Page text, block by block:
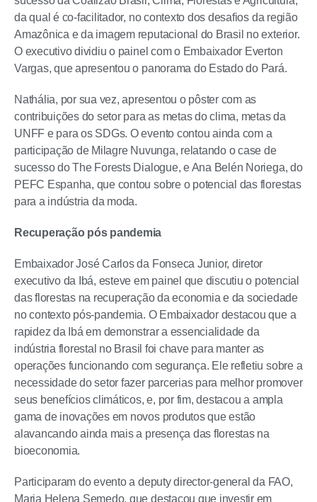
da qual é co-facilitador, no contexto dos desafios da região
Amazônica e da imagem reputacional do Brasil no exterior.
O executivo dividiu o painel com o Embaixador Everton
Vargas, que apresentou o panorama do Estado do Pará.
Nathália, por sua vez, apresentou o pôster com as
contribuições do setor para as metas do clima, metas da
UNFF e para os SDGs. O evento contou ainda com a
participação de Milagre Nuvunga, relatando o case de
sucesso do The Forests Dialogue, e Ana Belén Noriega, do
PEFC Espanha, que contou sobre o potencial das florestas
para a indústria da moda.
Recuperação pós pandemia
Embaixador José Carlos da Fonseca Junior, diretor
executivo da Ibá, esteve em painel que discutiu o potencial
das florestas na recuperação da economia e da sociedade
no contexto pós-pandemia. O Embaixador destacou que a
rapidez da Ibá em demonstrar a essencialidade da
indústria florestal no Brasil foi chave para manter as
operações funcionando com segurança. Ele refletiu sobre a
necessidade do setor fazer parcerias para melhor promover
seus benefícios climáticos, e, por fim, destacou a ampla
gama de inovações em novos produtos que estão
alavancando ainda mais a presença das florestas na
bioeconomia.
Participaram do evento a deputy director-general da FAO,
Maria Helena Semedo, que destacou que investir em